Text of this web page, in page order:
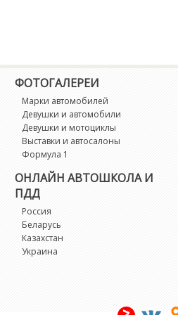
ФОТОГАЛЕРЕИ
Марки автомобилей
Девушки и автомобили
Девушки и мотоциклы
Выставки и автосалоны
Формула 1
ОНЛАЙН АВТОШКОЛА И
ПДД
Россия
Беларусь
Казахстан
Украина